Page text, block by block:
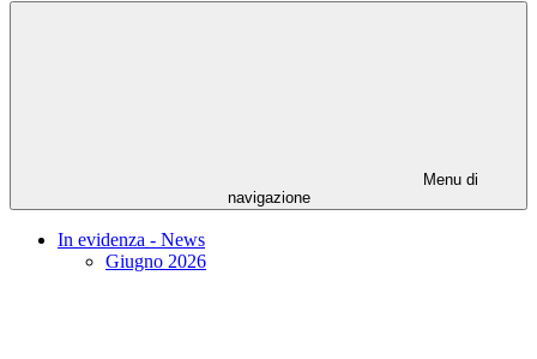
Menu di
navigazione
In evidenza - News
Giugno 2026